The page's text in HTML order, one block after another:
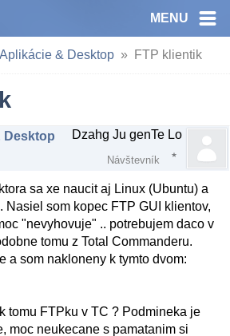
MENU
Aplikácie & Desktop FTP klientik
Desktop Dzahg Ju genTe Lo
Návštevník
sa xe naucit aj Linux (Ubuntu) a
Nasiel som kopec FTP GUI klientov,
"nevyhovuje" .. potrebujem daco v
tomu z Total Commanderu.
a som nakloneny k tymto dvom:
tomu FTPku v TC ? Podmineka je
moc neukecane s pamatanim si